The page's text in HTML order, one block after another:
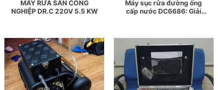
MÁY RỬA SÀN CÔNG
NGHIỆP DR.C 220V 5.5 KW
Máy sục rửa đường ống
cấp nước DC6686: Giải